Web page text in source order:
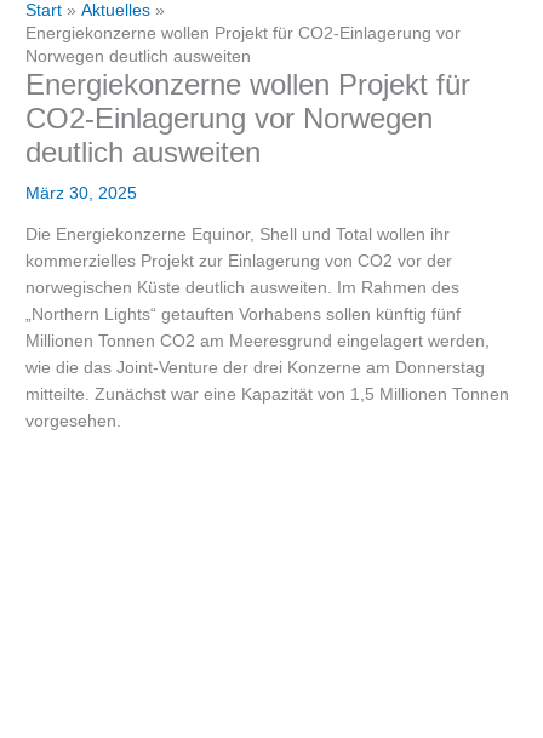
Start
Aktuelles
Energiekonzerne wollen Projekt für CO2-Einlagerung vor
Norwegen deutlich ausweiten
Energiekonzerne wollen Projekt für
CO2-Einlagerung vor Norwegen
deutlich ausweiten
März 30, 2025
Die Energiekonzerne Equinor, Shell und Total wollen ihr
kommerzielles Projekt zur Einlagerung von CO2 vor der
norwegischen Küste deutlich ausweiten. Im Rahmen des
„Northern Lights“ getauften Vorhabens sollen künftig fünf
Millionen Tonnen CO2 am Meeresgrund eingelagert werden,
wie die das Joint-Venture der drei Konzerne am Donnerstag
mitteilte. Zunächst war eine Kapazität von 1,5 Millionen Tonnen
vorgesehen.